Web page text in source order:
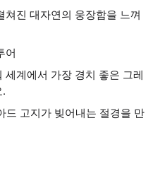
쳐진 대자연의 웅장함을 느껴
어
계에서 가장 경치 좋은 그레
드 고지가 빚어내는 절경을 만